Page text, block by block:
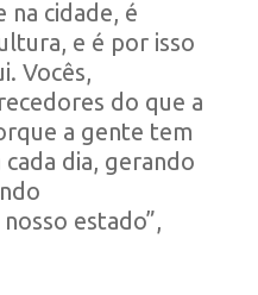
na cidade, é
e é por isso
Vocês,
do que a
a gente tem
dia, gerando
estado”,